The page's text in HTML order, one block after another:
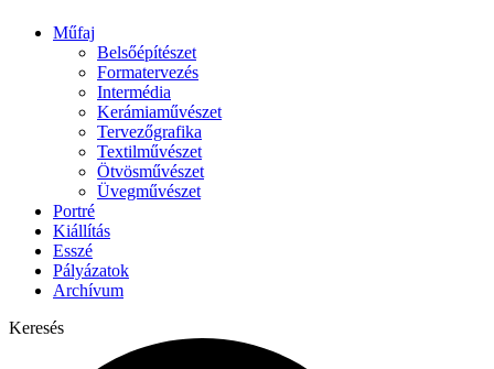
Műfaj
Belsőépítészet
Formatervezés
Intermédia
Kerámiaművészet
Tervezőgrafika
Textilművészet
Ötvösművészet
Üvegművészet
Portré
Kiállítás
Esszé
Pályázatok
Archívum
Keresés